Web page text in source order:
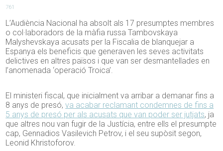
761
L’Audiència Nacional ha absolt als 17 presumptes membres
o col·laboradors de la màfia russa Tambovskaya
Malyshevskaya acusats per la Fiscalia de blanquejar a
Espanya els beneficis que generaven les seves activitats
delictives en altres països i que van ser desmantellades en
l’anomenada ‘operació Troica’.
El ministeri fiscal, que inicialment va arribar a demanar fins a
8 anys de presó,va acabar reclamant condemnes de fins a
5 anys de presó per als acusats que van poder ser jutjats, ja
que altres nou van fugir de la Justícia, entre ells el presumpte
cap, Gennadios Vasilevich Petrov, i el seu supòsit segon,
Leonid Khristoforov.